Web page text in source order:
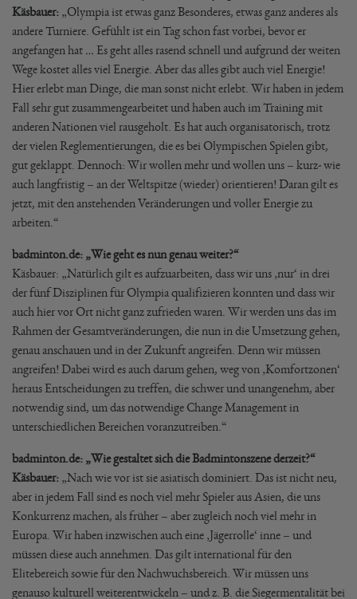
Käsbauer: „Olympia ist etwas ganz Besonderes, etwas ganz anderes als
andere Turniere. Gefühlt ist ein Tag schon fast vorbei, bevor er
angefangen hat … Es geht alles rasend schnell und aufgrund der weiten
Wege kostet alles viel Energie. Aber das alles gibt auch viel Energie!
Hier erlebt man Dinge, die man sonst nicht erlebt. Wir haben in jedem
Fall sehr gut zusammengearbeitet und haben auch im Training mit
anderen Nationen viel rausgeholt. Es hat auch organisatorisch, trotz
der vielen Reglementierungen, die es bei Olympischen Spielen gibt,
gut geklappt. Dennoch: Wir wollen mehr und wollen uns – kurz- wie
auch langfristig – an der Weltspitze (wieder) orientieren! Daran gilt es
jetzt, mit den anstehenden Veränderungen und voller Energie zu
arbeiten.“
badminton.de: „Wie geht es nun genau weiter?“
Käsbauer: „Natürlich gilt es aufzuarbeiten, dass wir uns ‚nur‘ in drei
der fünf Disziplinen für Olympia qualifizieren konnten und dass wir
auch hier vor Ort nicht ganz zufrieden waren. Wir werden uns das im
Rahmen der Gesamtveränderungen, die nun in die Umsetzung gehen,
genau anschauen und in der Zukunft angreifen. Denn wir müssen
angreifen! Dabei wird es auch darum gehen, weg von ‚Komfortzonen‘
heraus Entscheidungen zu treffen, die schwer und unangenehm, aber
notwendig sind, um das notwendige Change Management in
unterschiedlichen Bereichen voranzutreiben.“
badminton.de: „Wie gestaltet sich die Badmintonszene derzeit?“
Käsbauer: „Nach wie vor ist sie asiatisch dominiert. Das ist nicht neu,
aber in jedem Fall sind es noch viel mehr Spieler aus Asien, die uns
Konkurrenz machen, als früher – aber zugleich noch viel mehr in
Europa. Wir haben inzwischen auch eine ‚Jägerrolle‘ inne – und
müssen diese auch annehmen. Das gilt international für den
Elitebereich sowie für den Nachwuchsbereich. Wir müssen uns
genauso kulturell weiterentwickeln – und z. B. die Siegermentalität bei